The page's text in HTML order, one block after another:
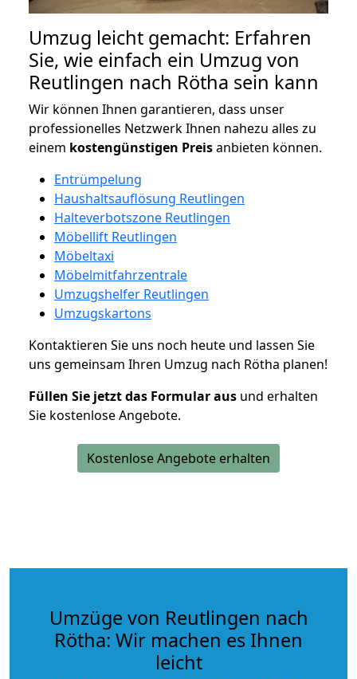
Umzug leicht gemacht: Erfahren
Sie, wie einfach ein Umzug von
Reutlingen nach Rötha sein kann
Wir können Ihnen garantieren, dass unser
professionelles Netzwerk Ihnen nahezu alles zu
einem kostengünstigen Preisanbieten können.
Entrümpelung
Haushaltsauflösung Reutlingen
Halteverbotszone Reutlingen
Möbellift Reutlingen
Möbeltaxi
Möbelmitfahrzentrale
Umzugshelfer Reutlingen
Umzugskartons
Kontaktieren Sie uns noch heute und lassen Sie
uns gemeinsam Ihren Umzug nach Rötha planen!
Füllen Sie jetzt das Formular aus und erhalten
Sie kostenlose Angebote.
Kostenlose Angebote erhalten
Umzüge von Reutlingen nach
Rötha: Wir machen es Ihnen
leicht